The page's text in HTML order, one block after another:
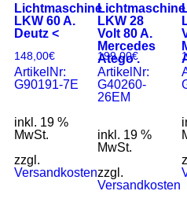
Lichtmaschine
LKW 60 A.
Deutz <
148,00€
ArtikelNr:
G90191-7E
inkl. 19 %
MwSt.
zzgl.
Versandkosten
Lichtmaschine
LKW 28
Volt 80 A.
Mercedes
Atego .
199,00€
ArtikelNr:
G40260-
26EM
inkl. 19 %
MwSt.
zzgl.
Versandkosten